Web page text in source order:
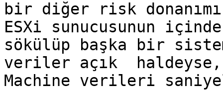
bir diğer risk
ESXi sunucusunun
sökülüp başka bir
veriler açık
Machine verileri